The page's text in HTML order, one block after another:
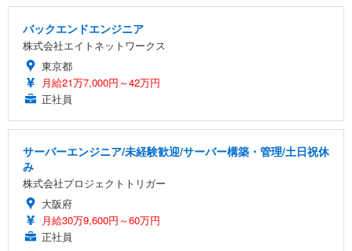
バックエンドエンジニア
株式会社エイトネットワークス
東京都
月給21万7,000円～42万円
正社員
サーバーエンジニア/未経験歓迎/サーバー構築・管理/土日祝休
み
株式会社プロジェクトトリガー
大阪府
月給30万9,600円～60万円
正社員